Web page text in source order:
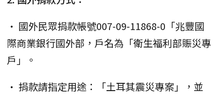
• 國外民眾捐款帳號007-09-11868-0「兆豐國
際商業銀行國外部，戶名為「衛生福利部賑災專
戶」。
• 捐款請指定用途：「土耳其震災專案」，並